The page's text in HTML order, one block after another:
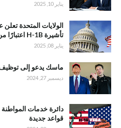
يناير 10, 2025
الولايات المتحدة
تأشيرة H-1B اعتبارًا من 17 يناير
يناير 08, 2025
ماسك يدعو إلى توظيف
ديسمبر 27, 2024
دائرة خدمات
قواعد جديدة